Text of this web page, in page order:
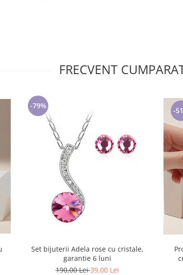
FRECVENT
-79%
Set bijuterii Adela rose cu cristale,
garantie 6 luni
190,00 Lei39,00 Lei
-